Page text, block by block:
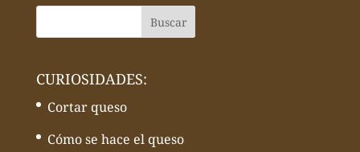
CURIOSIDADES:
Cortar queso
Cómo se hace el queso